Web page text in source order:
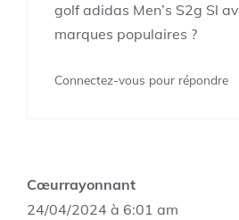
golf adidas Men’s S2g Sl
marques populaires ?
Connectez-vous pour répondre
Cœurrayonnant
24/04/2024 à 6:01 am